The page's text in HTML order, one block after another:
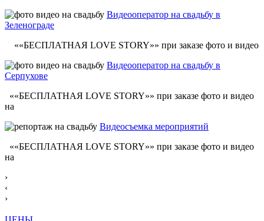
Видеооператор на свадьбу в
Зеленограде
««БЕСПЛАТНАЯ LOVE STORY»» при заказе фото и видео
Видеооператор на свадьбу в
Серпухове
««БЕСПЛАТНАЯ LOVE STORY»» при заказе фото и видео
на
Видеосъемка мероприятий
««БЕСПЛАТНАЯ LOVE STORY»» при заказе фото и видео
на
›
‹
›